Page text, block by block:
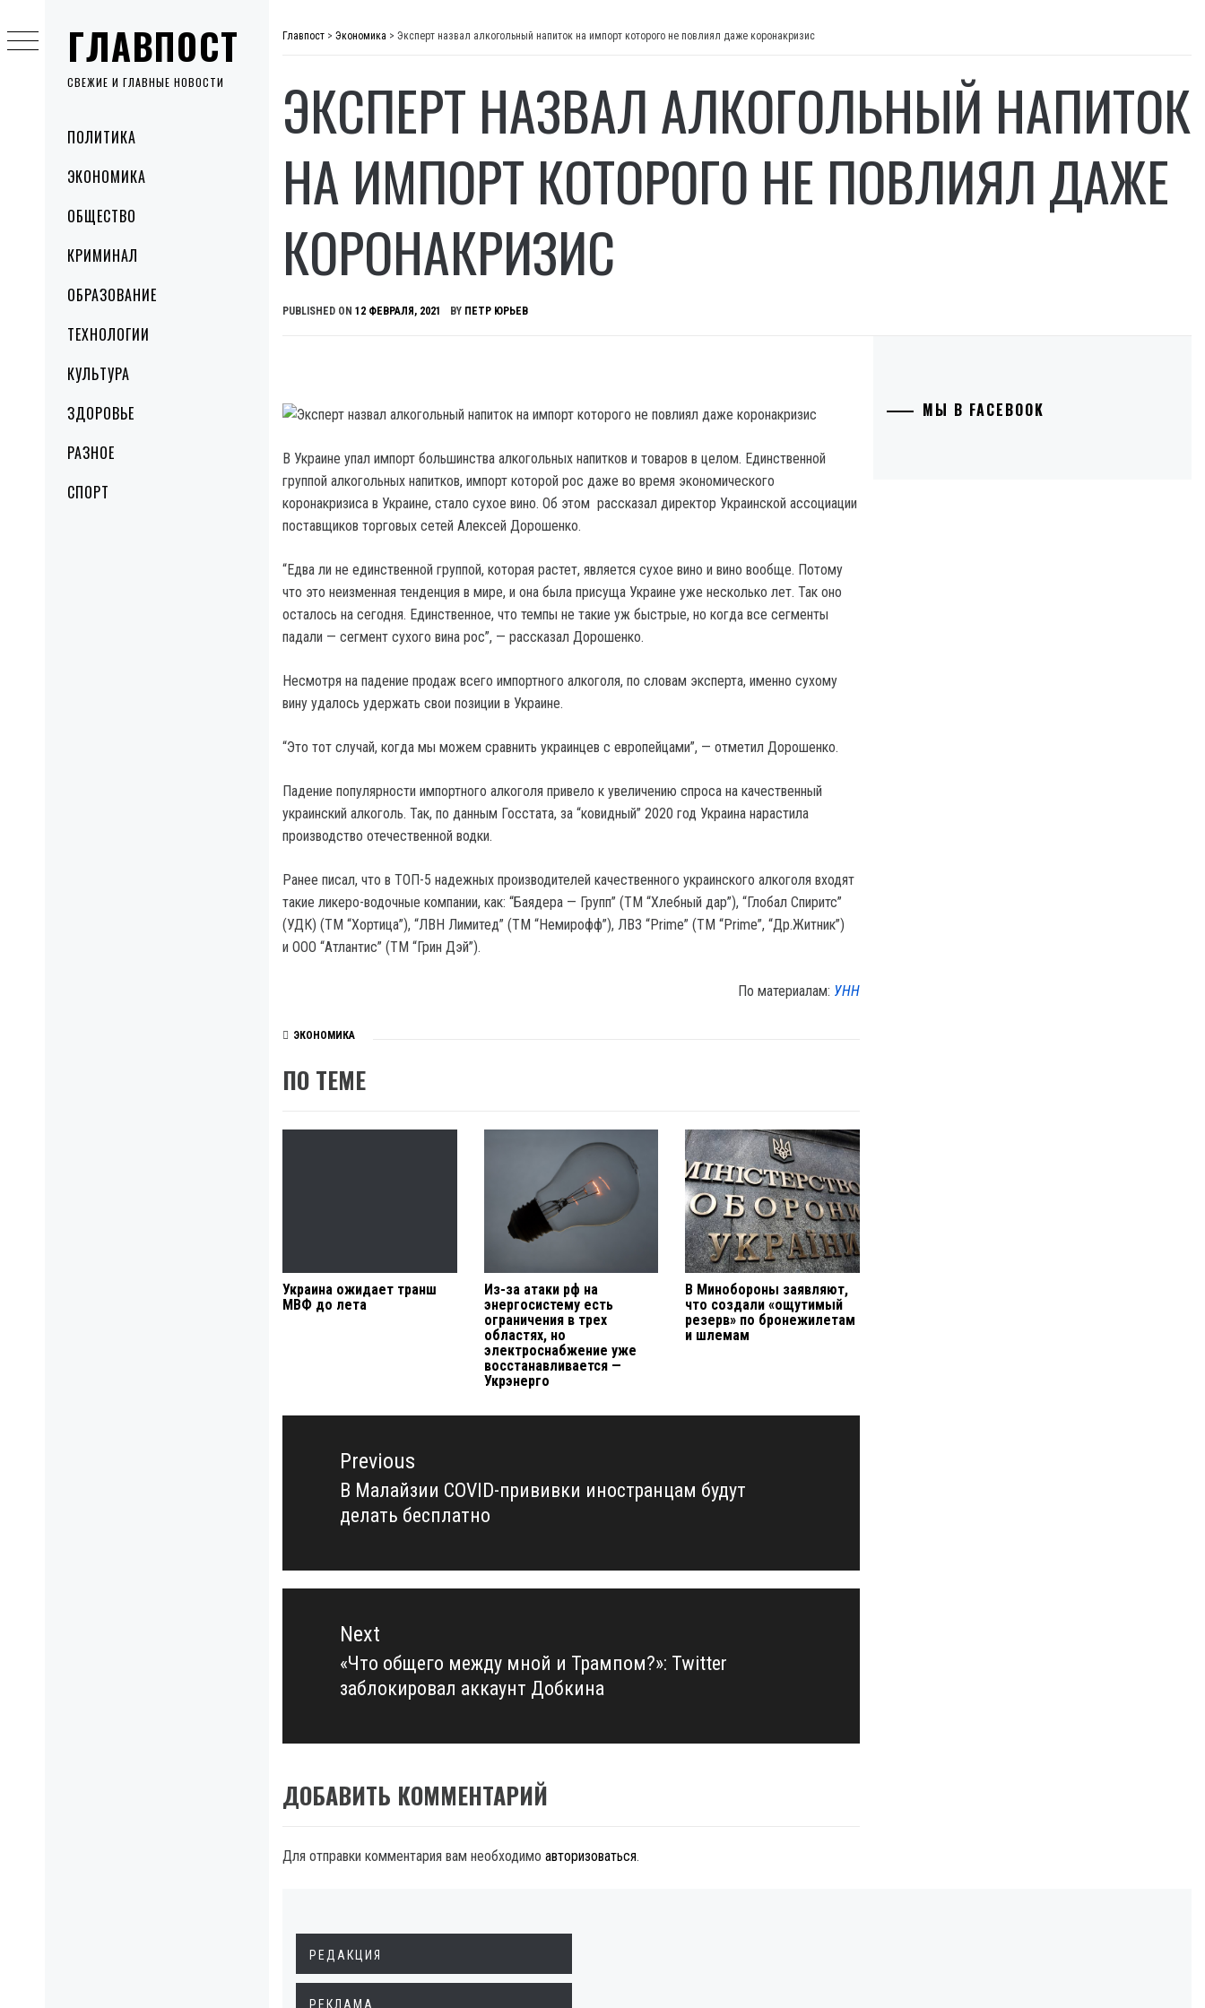
ГЛАВПОСТ
СВЕЖИЕ И ГЛАВНЫЕ НОВОСТИ
MenuПОЛИТИКА
ЭКОНОМИКА
ОБЩЕСТВО
КРИМИНАЛ
ОБРАЗОВАНИЕ
ТЕХНОЛОГИИ
КУЛЬТУРА
ЗДОРОВЬЕ
РАЗНОЕ
СПОРТ
to
content
Главпост > Экономика > Эксперт назвал алкогольный напиток на импорт которого не повлиял даже коронакризис
ЭКСПЕРТ НАЗВАЛ АЛКОГОЛЬНЫЙ НАПИТОК
НА ИМПОРТ КОТОРОГО НЕ ПОВЛИЯЛ ДАЖЕ
КОРОНАКРИЗИС
PUBLISHED ON 12 ФЕВРАЛЯ, 2021 BY ПЕТР ЮРЬЕВ
В Украине упал импорт большинства алкогольных напитков и товаров в целом. Единственной
группой алкогольных напитков, импорт которой рос даже во время экономического
коронакризиса в Украине, стало сухое вино. Об этом рассказал директор Украинской ассоциации
поставщиков торговых сетей Алексей Дорошенко.
“Едва ли не единственной группой, которая растет, является сухое вино и вино вообще. Потому
что это неизменная тенденция в мире, и она была присуща Украине уже несколько лет. Так оно
осталось на сегодня. Единственное, что темпы не такие уж быстрые, но когда все сегменты
падали — сегмент сухого вина рос”, — рассказал Дорошенко.
Несмотря на падение продаж всего импортного алкоголя, по словам эксперта, именно сухому
вину удалось удержать свои позиции в Украине.
“Это тот случай, когда мы можем сравнить украинцев с европейцами”, — отметил Дорошенко.
Падение популярности импортного алкоголя привело к увеличению спроса на качественный
украинский алкоголь. Так, по данным Госстата, за “ковидный” 2020 год Украина нарастила
производство отечественной водки.
Ранее писал, что в ТОП-5 надежных производителей качественного украинского алкоголя входят
такие ликеро-водочные компании, как: “Баядера — Групп” (ТМ “Хлебный дар”), “Глобал Спиритс”
(УДК) (ТМ “Хортица”), “ЛВН Лимитед” (ТМ “Немирофф”), ЛВЗ “Prime” (ТМ “Prime”, “Др.Житник”)
и ООО “Атлантис” (ТМ “Грин Дэй”).
По материалам: УНН
ЭКОНОМИКА
ПО ТЕМЕ
Украина ожидает транш
МВФ до лета
Из-за атаки рф на
энергосистему есть
ограничения в трех
областях, но
электроснабжение уже
восстанавливается —
Укрэнерго
В Минобороны заявляют,
что создали «ощутимый
резерв» по бронежилетам
и шлемам
Навигация
записямPrevious
Previous
post:
В Малайзии COVID-прививки иностранцам будут
делать бесплатно
Next
Next
post:
«Что общего между мной и Трампом?»: Twitter
заблокировал аккаунт Добкина
ДОБАВИТЬ КОММЕНТАРИЙ
Для отправки комментария вам необходимо авторизоваться.
МЫ В FACEBOOK
РЕДАКЦИЯ
РЕКЛАМА